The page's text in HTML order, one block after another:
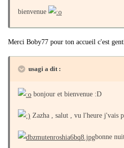
bienvenue
Merci Boby77 pour ton accueil c'est
usagi a dit :
bonjour et bienvenue :D
Zazha , salut , vu l'heure j'vais
bonne